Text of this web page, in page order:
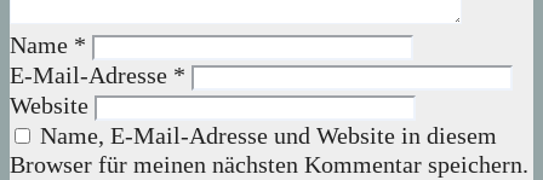
Name *
E-Mail-Adresse *
Website
Name, E-Mail-Adresse und Website in diesem
Browser für meinen nächsten Kommentar speichern.